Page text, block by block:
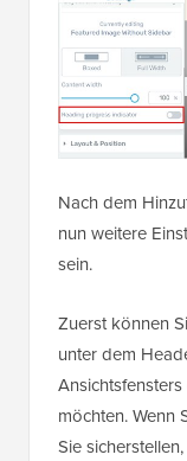
Nach dem
nun weitere
sein.
Zuerst können
unter dem
möchten. Wenn
Sie